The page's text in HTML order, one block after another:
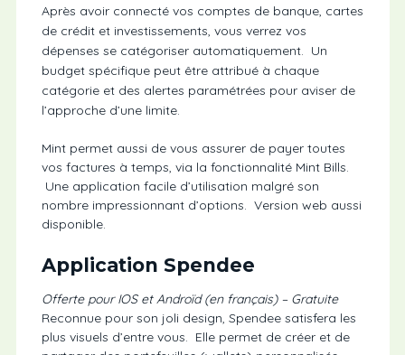
Après avoir connecté vos comptes de banque, cartes
de crédit et investissements, vous verrez vos
dépenses se catégoriser automatiquement. Un
budget spécifique peut être attribué à chaque
catégorie et des alertes paramétrées pour aviser de
l’approche d’une limite.
Mint permet aussi de vous assurer de payer toutes
vos factures à temps, via la fonctionnalité Mint Bills.
Une application facile d’utilisation malgré son
nombre impressionnant d’options. Version web aussi
disponible.
Application Spendee
Offerte pour IOS et Androïd (en français) – Gratuite
Reconnue pour son joli design, Spendee satisfera les
plus visuels d’entre vous. Elle permet de créer et de